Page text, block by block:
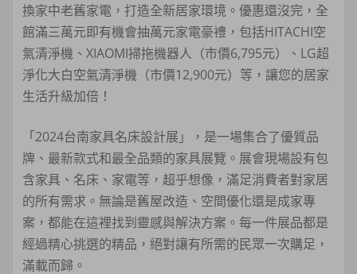
換家中老舊家電，打造全新居家環境。優惠還沒完，全
館滿三萬元即有機會抽萬元家電豪禮，包括HITACHI空
氣清淨機、XIAOMI掃拖機器人（市價6,795元）、LG超
淨化大白空氣清淨機（市價12,900元）等，讓您的居家
生活升級加倍！
「2024台南家具名床設計展」，是一場集合了優質品
牌、最新款式和最全品類的家具展覽。展會現場設有包
含家具、名床、家電等，超乎想像，滿足消費者對家居
的所有需求。無論是舊屋改造、空間優化還是成家專
案，都能在這裡找到靈感與解決方案。每一件展品都是
經過精心挑選的精品，絕對讓有所需的民眾一次購足，
滿載而歸。